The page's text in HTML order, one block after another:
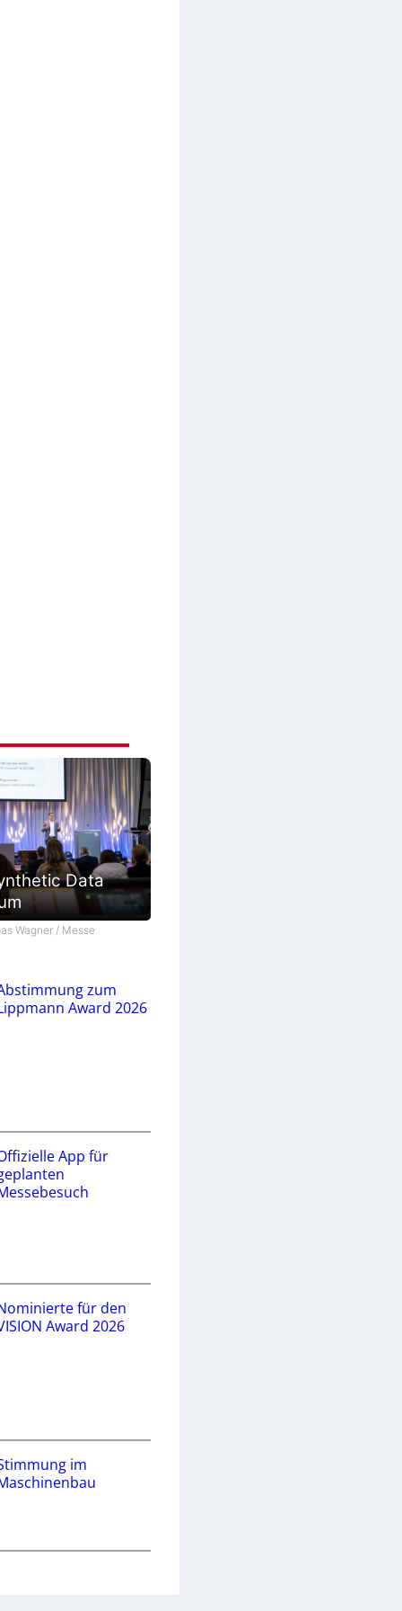
Data
Wagner / Messe
zum
Award 2026
App für
für den
Award 2026
im